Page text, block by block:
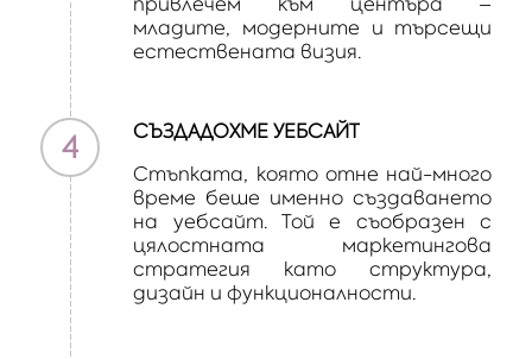
младите, модерните и търсещи
естествената визия.
4
СЪЗДАДОХМЕ УЕБСАЙТ
Стъпката, която отне най-много
време беше именно създаването
на уебсайт. Той е съобразен с
цялостната маркетингова
стратегия като структура,
дизайн и функционалности.